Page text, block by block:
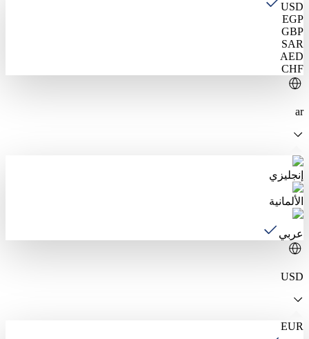
USD
EGP
GBP
SAR
AED
CHF
ar
إنجليزي
الألمانية
عربي
USD
EUR